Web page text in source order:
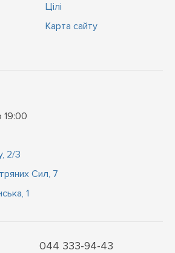
Цiлi
Карта сайту
2/3
Сил, 7
1
044 333-94-43